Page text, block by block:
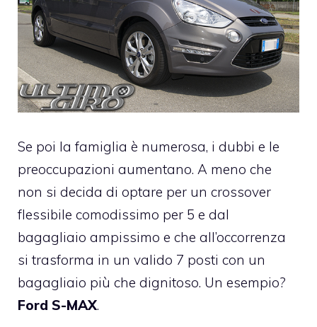
Se poi la famiglia è numerosa, i dubbi e le
preoccupazioni aumentano. A meno che
non si decida di optare per un crossover
flessibile comodissimo per 5 e dal
bagagliaio ampissimo e che all’occorrenza
si trasforma in un valido 7 posti con un
bagagliaio più che dignitoso. Un esempio?
Ford S-MAX.